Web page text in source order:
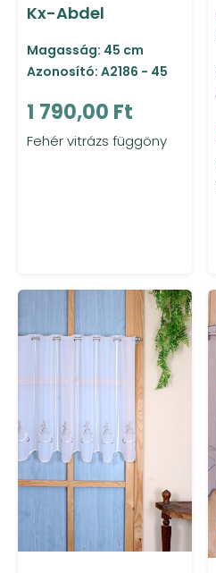
Kx-Abdel
Magasság: 45 cm
Azonosító: A2186 - 45
1 790,00 Ft
Fehér vitrázs függöny